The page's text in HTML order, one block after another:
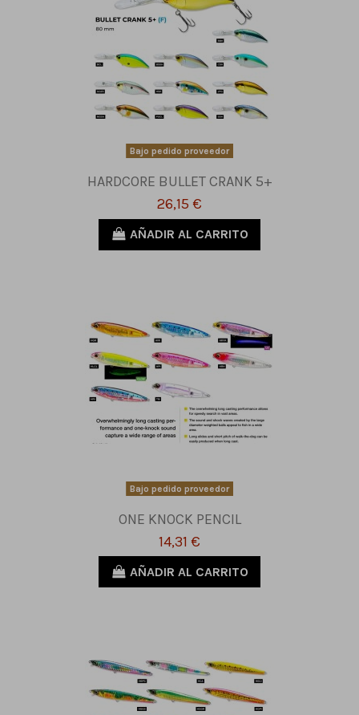
Bajo pedido proveedor
HARDCORE BULLET CRANK 5+
26,15 €
AÑADIR AL CARRITO
Bajo pedido proveedor
ONE KNOCK PENCIL
14,31 €
AÑADIR AL CARRITO